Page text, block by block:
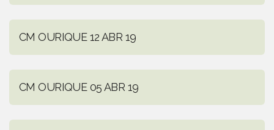
CM OURIQUE 12 ABR 19
CM OURIQUE 05 ABR 19